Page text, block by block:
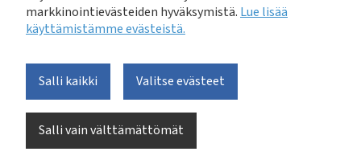
markkinointievästeiden hyväksymistä. Lue lisää
käyttämistämme evästeistä.​​​​​​
Salli kaikki
Salli vain välttämättömät
Valitse evästeet
viimeistään perjantaina 10.3.2017:
https://vvy.etapahtuma.fi/Default.aspx?
tabid=139&tap=458